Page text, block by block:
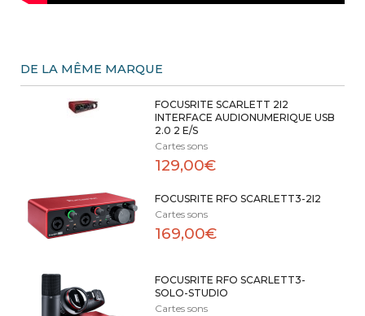
DE LA MÊME MARQUE
FOCUSRITE SCARLETT 2I2
INTERFACE AUDIONUMERIQUE USB
2.0 2 E/S
Cartes sons
129,00€
FOCUSRITE RFO SCARLETT3-2I2
Cartes sons
169,00€
FOCUSRITE RFO SCARLETT3-
SOLO-STUDIO
Cartes sons